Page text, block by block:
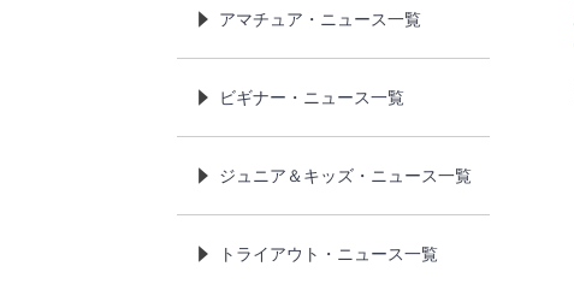
アマチュア・ニュース一覧
ビギナー・ニュース一覧
ジュニア＆キッズ・ニュース一覧
トライアウト・ニュース一覧